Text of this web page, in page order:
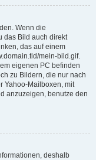
Wenn die
das Bild auch direkt
das auf einem
mein-bild.gif.
eigenen PC befinden
zu Bildern, die nur nach
Yahoo-Mailboxen, mit
anzuzeigen, benutze den
deshalb